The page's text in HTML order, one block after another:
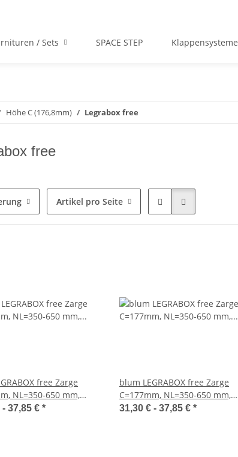
/ Sets SPACE STEP Klappensysteme
Höhe C (176,8mm) Legrabox free
free
Artikel pro Seite
free Zarge
NL=350-650 mm,
matt, inkl. Boxcover
- 37,85 € *
blum LEGRABOX free Zarge
C=177mm, NL=350-650 mm,
oriongrau matt, inkl. Boxcover
31,30 € - 37,85 € *